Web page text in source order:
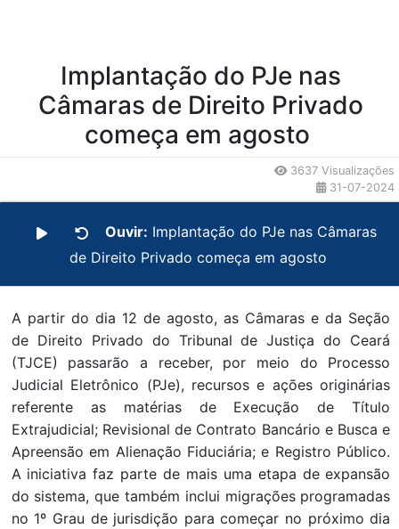
Implantação do PJe nas
Câmaras de Direito Privado
começa em agosto
3637 Visualizações
31-07-2024
Ouvir: Implantação do PJe nas Câmaras
de Direito Privado começa em agosto
A partir do dia 12 de agosto, as Câmaras e da Seção
de Direito Privado do Tribunal de Justiça do Ceará
(TJCE) passarão a receber, por meio do Processo
Judicial Eletrônico (PJe), recursos e ações originárias
referente as matérias de Execução de Título
Extrajudicial; Revisional de Contrato Bancário e Busca e
Apreensão em Alienação Fiduciária; e Registro Público.
A iniciativa faz parte de mais uma etapa de expansão
do sistema, que também inclui migrações programadas
no 1º Grau de jurisdição para começar no próximo dia